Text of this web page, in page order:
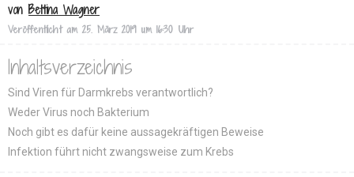
von Bettina Wagner
Veröffentlicht am 25. März 2019 um 16:30 Uhr
Inhaltsverzeichnis
Sind Viren für Darmkrebs verantwortlich?
Weder Virus noch Bakterium
Noch gibt es dafür keine aussagekräftigen Beweise
Infektion führt nicht zwangsweise zum Krebs